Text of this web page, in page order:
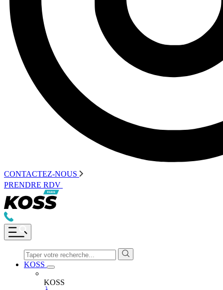
CONTACTEZ-NOUS
PRENDRE RDV
KOSS
KOSS